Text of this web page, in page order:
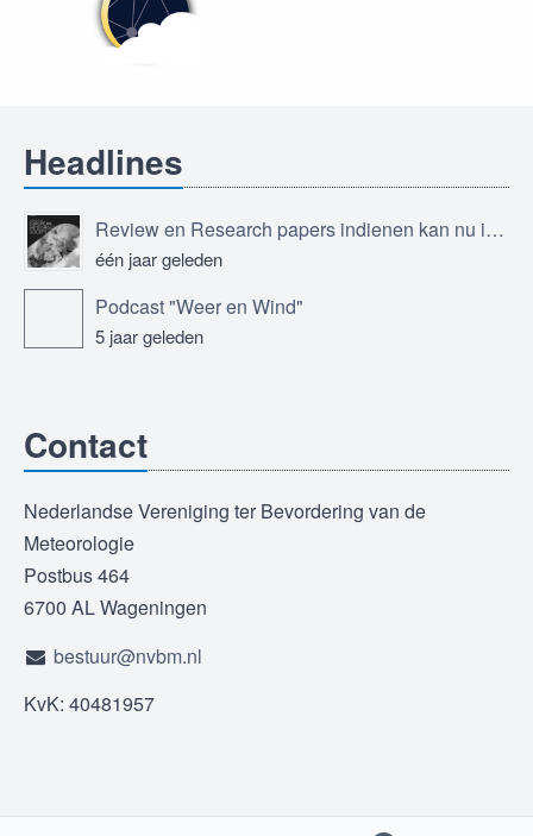
Headlines
Review en Research papers indienen kan nu in Journal of the European Meteorological Society
één jaar geleden
Podcast "Weer en Wind"
5 jaar geleden
Contact
Nederlandse Vereniging ter Bevordering van de
Meteorologie
Postbus 464
6700 AL Wageningen
bestuur@nvbm.nl
KvK: 40481957